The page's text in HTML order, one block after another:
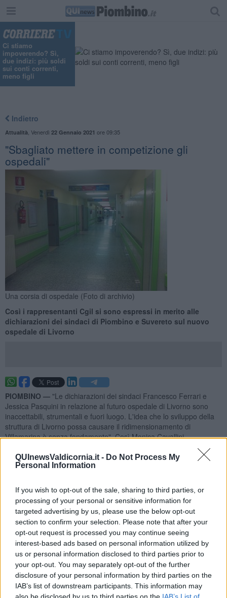
QUInewsValdicornia.it - Do Not Process My
Personal Information
If you wish to opt-out of the sale, sharing to third parties, or
processing of your personal or sensitive information for
targeted advertising by us, please use the below opt-out
section to confirm your selection. Please note that after your
opt-out request is processed you may continue seeing
interest-based ads based on personal information utilized by
us or personal information disclosed to third parties prior to
your opt-out. You may separately opt-out of the further
disclosure of your personal information by third parties on the
IAB’s list of downstream participants. This information may
also be disclosed by us to third parties on the IAB’s List of
Ci stiamo
impoverendo? Sì,
due indizi: più soldi
sui conti correnti,
meno figli
Indietro
Attualità Venerdì 22 Gennaio 2021 ore 09:35
"Sbagliato mettere in competizione gli
ospedali"
Una corsia di ospedale (Foto di archivio)
Così i rappresentanti Cgil si sono espressi in merito alle
dichiarazioni dei sindaci di Piombino e Suvereto sul nuovo
ospedale di Livorno
PIOMBINO — "Le dichiarazioni dei sindaci Francesco Ferrari e
Jessica Pasquini in relazione al futuro ospedale di Livorno sono
inaccettabili, strumentali e fuori luogo. L'idea che lo sviluppo della
struttura di Livorno possa causare il ridimensionamento di
Villamarina è senza fondamento". Così Monica Cavallini,
, e Mauro
Scalabrini, segretario funzioni localiFp-Cgil provincia di Livorno
hanno commentato le recenti dichiarazioni dei due sindaci sul
se non addirittura pericolosa(leggi qui l'articolo collegato)in
vista dell'assemblea dei soci della Società della Salute Valli
Etrusche.
E' profondamente sbagliato mettere in competizione gli
ospedali di uno stesso territorio provinciale: lo sviluppo di una
struttura ospedaliera non determina certo contraccolpi negativi
sulle altre. - hanno proseguito - In un momento delicato come
questo sarebbe opportuno che Ferrari e Pasquini si impegnassero
di più a stringere sinergie più salde con gli altri sindaci del territorio
invece di alimentare divisioni e far crescere tensioni. Adesso più
che mai è importante far fronte comune: per sconfiggere il Covid-